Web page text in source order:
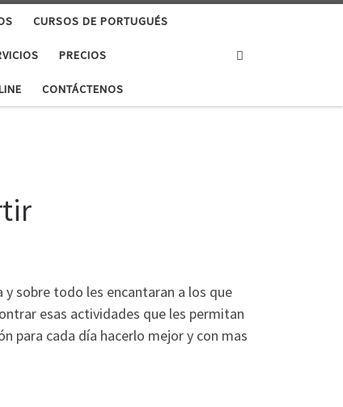
CURSOS DE PORTUGUÉS
PRECIOS
CONTÁCTENOS
y sobre todo les encantaran a los que
esas actividades que les permitan
para cada día hacerlo mejor y con mas